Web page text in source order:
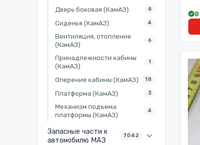
Дверь боковая (КамАЗ) 8
Сиденья (КамАЗ) 4
Вентиляция, отопление
(КамАЗ)
6
Принадлежности кабины
(КамАЗ)
1
Оперение кабины (КамАЗ) 18
Платформа (КамАЗ) 3
Механизм подъема
платформы (КамАЗ)
4
Запасные части к
автомобилю МАЗ
7042
В